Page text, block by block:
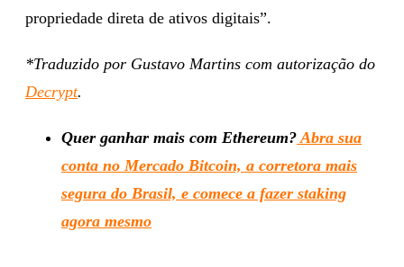
propriedade direta de ativos digitais”.
*Traduzido por Gustavo Martins com autorização do
Decrypt.
Quer ganhar mais com Ethereum? Abra sua
conta no Mercado Bitcoin, a corretora mais
segura do Brasil, e comece a fazer staking
agora mesmo